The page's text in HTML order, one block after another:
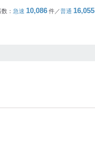
： 急速 10,086 件／普通 16,055